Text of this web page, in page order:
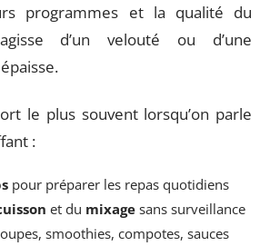
programmes et la qualité du
d’un velouté ou d’une
le plus souvent lorsqu’on parle
:
pour préparer les repas quotidiens
et du mixage sans surveillance
smoothies, compotes, sauces